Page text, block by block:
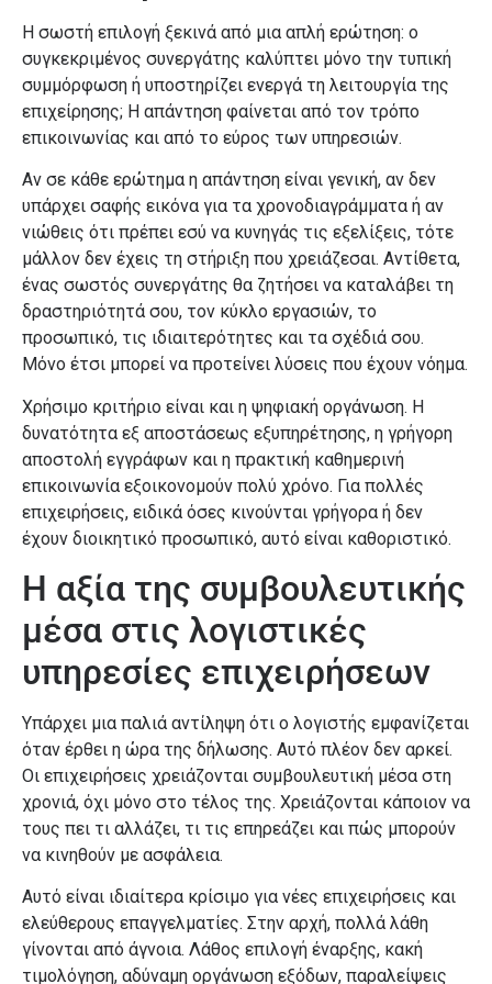
Η σωστή επιλογή ξεκινά από μια απλή ερώτηση: ο
συγκεκριμένος συνεργάτης καλύπτει μόνο την τυπική
συμμόρφωση ή υποστηρίζει ενεργά τη λειτουργία της
επιχείρησης; Η απάντηση φαίνεται από τον τρόπο
επικοινωνίας και από το εύρος των υπηρεσιών.
Αν σε κάθε ερώτημα η απάντηση είναι γενική, αν δεν
υπάρχει σαφής εικόνα για τα χρονοδιαγράμματα ή αν
νιώθεις ότι πρέπει εσύ να κυνηγάς τις εξελίξεις, τότε
μάλλον δεν έχεις τη στήριξη που χρειάζεσαι. Αντίθετα,
ένας σωστός συνεργάτης θα ζητήσει να καταλάβει τη
δραστηριότητά σου, τον κύκλο εργασιών, το
προσωπικό, τις ιδιαιτερότητες και τα σχέδιά σου.
Μόνο έτσι μπορεί να προτείνει λύσεις που έχουν νόημα.
Χρήσιμο κριτήριο είναι και η ψηφιακή οργάνωση. Η
δυνατότητα εξ αποστάσεως εξυπηρέτησης, η γρήγορη
αποστολή εγγράφων και η πρακτική καθημερινή
επικοινωνία εξοικονομούν πολύ χρόνο. Για πολλές
επιχειρήσεις, ειδικά όσες κινούνται γρήγορα ή δεν
έχουν διοικητικό προσωπικό, αυτό είναι καθοριστικό.
Η αξία της συμβουλευτικής
μέσα στις λογιστικές
υπηρεσίες επιχειρήσεων
Υπάρχει μια παλιά αντίληψη ότι ο λογιστής εμφανίζεται
όταν έρθει η ώρα της δήλωσης. Αυτό πλέον δεν αρκεί.
Οι επιχειρήσεις χρειάζονται συμβουλευτική μέσα στη
χρονιά, όχι μόνο στο τέλος της. Χρειάζονται κάποιον να
τους πει τι αλλάζει, τι τις επηρεάζει και πώς μπορούν
να κινηθούν με ασφάλεια.
Αυτό είναι ιδιαίτερα κρίσιμο για νέες επιχειρήσεις και
ελεύθερους επαγγελματίες. Στην αρχή, πολλά λάθη
γίνονται από άγνοια. Λάθος επιλογή έναρξης, κακή
τιμολόγηση, αδύναμη οργάνωση εξόδων, παραλείψεις